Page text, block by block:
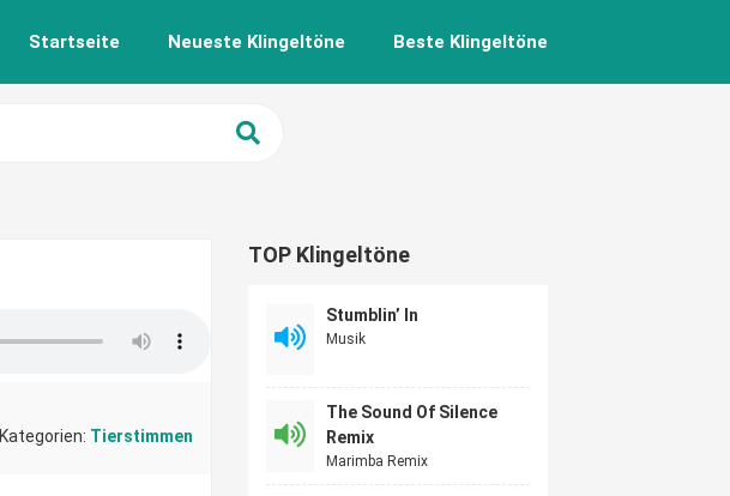
Startseite Neueste Klingeltöne Beste Klingeltöne
Kategorien: Tierstimmen
TOP Klingeltöne
Stumblin’ In
Musik
The Sound Of Silence
Remix
Marimba Remix